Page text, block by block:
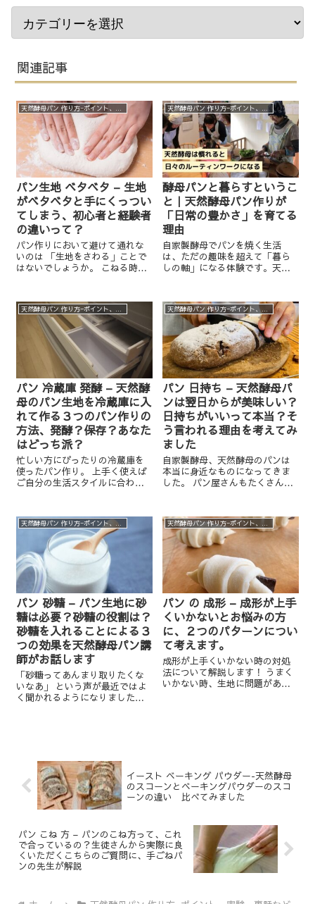
関連記事
パン生地 ベタベタ – 生地
がベタベタと手にくっつい
てしまう、初心者と経験者
の違いって？
パン作りにおいて避けて通れな
いのは 「生地をさわる」ことで
はないでしょうか。 こねる時
すよね。 その時にベタベタと手
にくっつくほどやりにくいこと
はありません。 教室...
酵母パンと暮らすというこ
と｜天然酵母パン作りが
「日常の豊かさ」を育てる
理由
自家製酵母でパンを焼く生活
は、ただの趣味を超えて「暮ら
しの軸」になる体験です。天然
しに与える豊かさについて、私
の体験談を交えて紹介します。
天然酵母パンに興味がある方、
本気で学びたい方は必見！
パン 冷蔵庫 発酵 – 天然酵
母のパン生地を冷蔵庫に入
れて作る３つのパン作りの
方法、発酵？保存？あなた
はどっち派？
忙しい方にぴったりの冷蔵庫を
使ったパン作り。 上手く使えば
ご自分の生活スタイルに合わせ
の冷蔵庫を使ったやり方につい
てです。 ＊＊＊＊＊＊＊＊＊＊
＊＊＊＊ ...
パン 日持ち – 天然酵母パ
ンは翌日からが美味しい？
日持ちがいいって本当？そ
う言われる理由を考えてみ
ました
自家製酵母、天然酵母のパンは
本当に身近なものになってきま
した。 パン屋さんもたくさん増
いるのですが 特に天然酵母は翌
日、翌々日が美味しいって聞い
たことありますか？ 今日はそ
ん...
天然酵母パン 作り方−ポイント、実験、裏話など
パン 砂糖 – パン生地に砂
糖は必要？砂糖の役割は？
砂糖を入れることによる３
つの効果を天然酵母パン講
師がお話します
「砂糖ってあんまり取りたくな
いなあ」 という声が最近ではよ
く聞かれるようになりました。
天然酵母パン 作り方−ポイント、実験、裏話など
パン の 成形 – 成形が上手
くいかないとお悩みの方
に、２つのパターンについ
て考えます。
成形が上手くいかない時の対処
法について解説します！ うまく
いかない時、生地に問題がある
イースト ベーキング パウダー-天然酵母
のスコーンとベーキングパウダーのスコ
ーンの違い 比べてみました
パン こね 方 – パンのこね方って、これ
で合っているの？生徒さんから実際に良
くいただくこちらのご質問に、手ごねパ
ンの先生が解説